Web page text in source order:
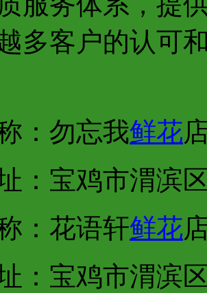
多客户的认可
：勿忘我鲜花
：宝鸡市渭滨
：花语轩鲜花
：宝鸡市渭滨